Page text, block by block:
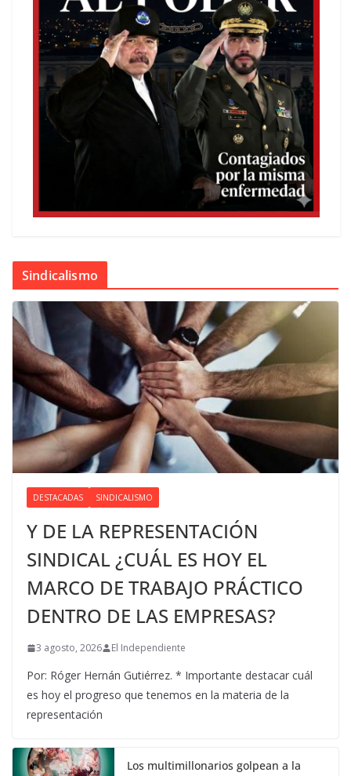
Sindicalismo
DESTACADAS SINDICALISMO
Y DE LA REPRESENTACIÓN
SINDICAL ¿CUÁL ES HOY EL
MARCO DE TRABAJO PRÁCTICO
DENTRO DE LAS EMPRESAS?
3 agosto, 2026 El Independiente
Por: Róger Hernán Gutiérrez. * Importante destacar cuál
es hoy el progreso que tenemos en la materia de la
representación
Los multimillonarios golpean a la